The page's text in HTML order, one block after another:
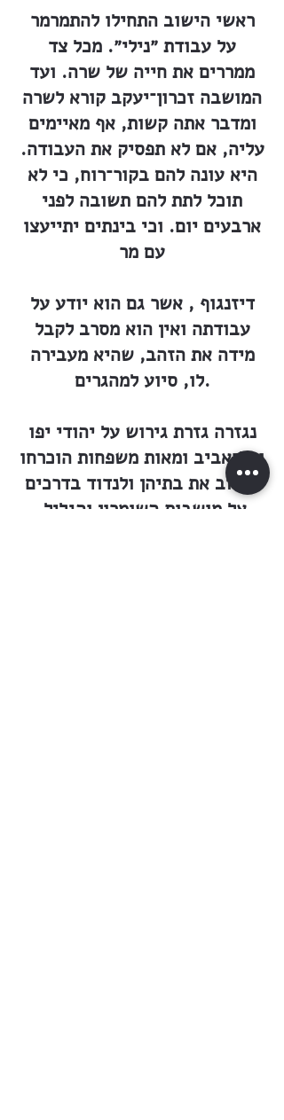
ראשי הישוב התחילו להתמרמר
על עבודת ״נילי״. מכל צד
ממררים את חייה של שרה. ועד
המושבה זכרון־יעקב קורא לשרה
ומדבר אתה קשות, אף מאיימים
עליה, אם לא תפסיק את העבודה.
היא עונה להם בקור־רוח, כי לא
תוכל לתת להם תשובה לפני
ארבעים יום. וכי בינתים יתייעצו
עם מר
דיזנגוף , אשר גם הוא יודע על
עבודתה ואין הוא מסרב לקבל
מידה את הזהב, שהיא מעבירה
לו, סיוע למהגרים.
נגזרה גזרת גירוש על יהודי יפו
ותל־אביב ומאות משפחות הוכרחו
לעזוב את בתיהן ולנדוד בדרכים
אל מושבות השומרון והגליל.